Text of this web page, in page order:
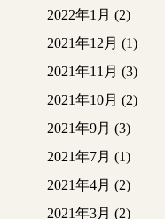
2022年1月 (2)
2021年12月 (1)
2021年11月 (3)
2021年10月 (2)
2021年9月 (3)
2021年7月 (1)
2021年4月 (2)
2021年3月 (2)